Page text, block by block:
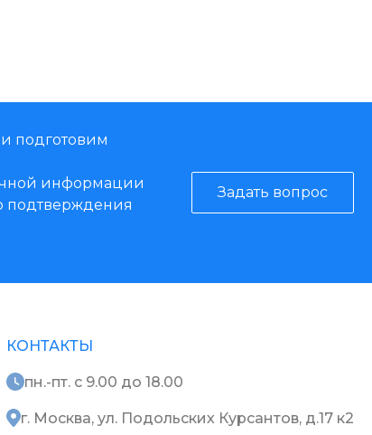
подготовим
информации
подтверждения
Задать вопрос
КОНТАКТЫ
пн.-пт. с 9.00 до 18.00
г. Москва, ул. Подольских Курсантов, д.17 к2